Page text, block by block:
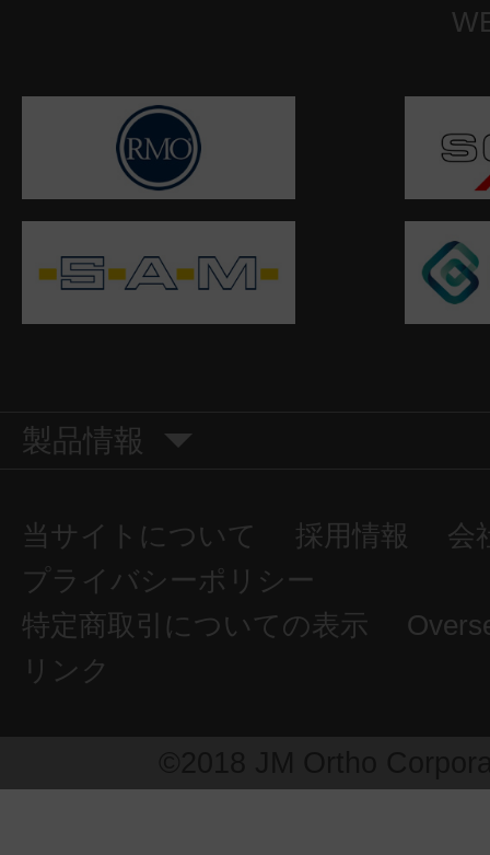
製品情報
当サイトについて 採用情報
会
プライバシーポリシー
特定商取引についての表示
リンク